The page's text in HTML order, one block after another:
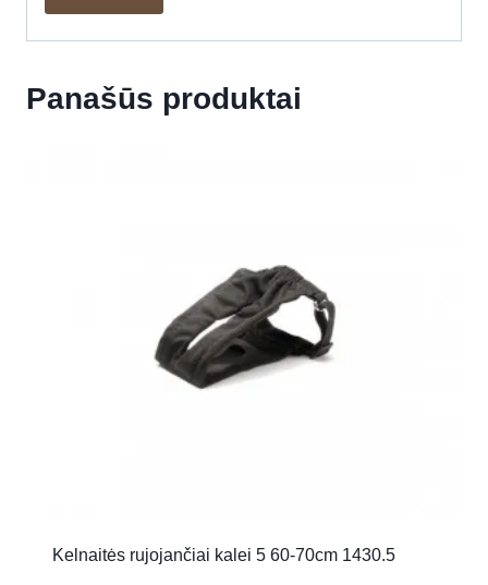
Panašūs produktai
Kelnaitės rujojančiai kalei 5 60-70cm 1430.5